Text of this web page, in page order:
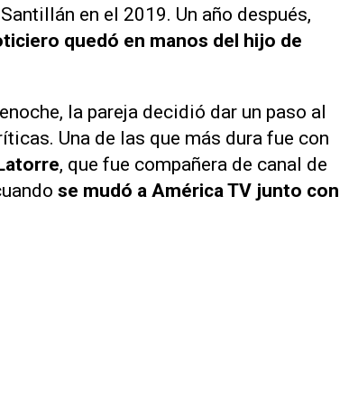
en el 2019. Un año después,
quedó en manos del hijo de
, la pareja decidió dar un paso al
Una de las que más dura fue con
, que fue compañera de canal de
se mudó a América TV junto con